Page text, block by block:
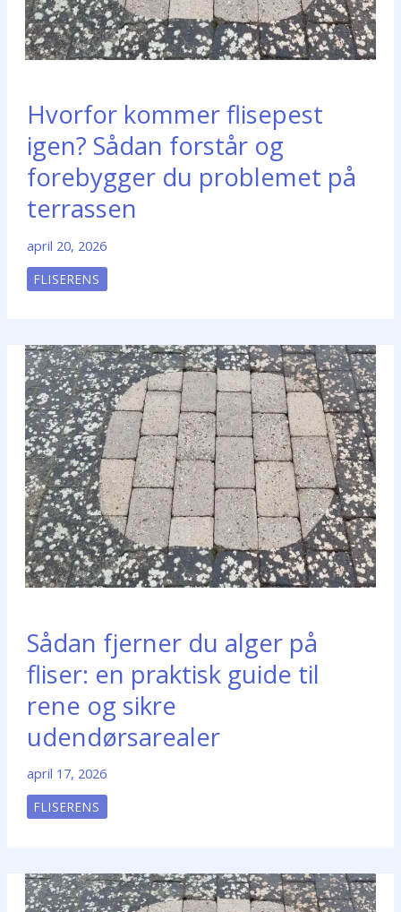
Hvorfor kommer flisepest
igen? Sådan forstår og
forebygger du problemet på
terrassen
april 20, 2026
FLISERENS
Sådan fjerner du alger på
fliser: en praktisk guide til
rene og sikre
udendørsarealer
april 17, 2026
FLISERENS